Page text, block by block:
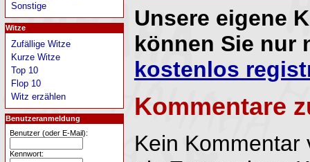
Unsere eigene
können Sie nur
kostenlos
Kommentare
Kein Kommentar
Sonstige
Witze
Zufällige Witze
Kurze Witze
Top 10
Flop 10
Witz erzählen
Benutzeranmeldung
Benutzer (oder E-Mail):
Kennwort: